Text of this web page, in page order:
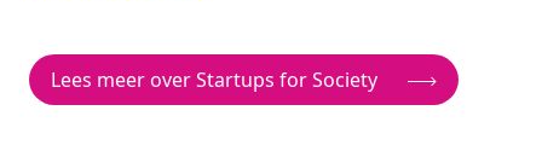
Lees meer over Startups for Society